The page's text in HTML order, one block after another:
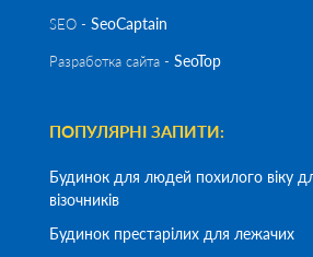
SEO - SeoСaptain
Разработка сайта - SeoTop
ПОПУЛЯРНІ ЗАПИТИ:
Будинок для людей похилого віку
візочників
Будинок престарілих для лежачих